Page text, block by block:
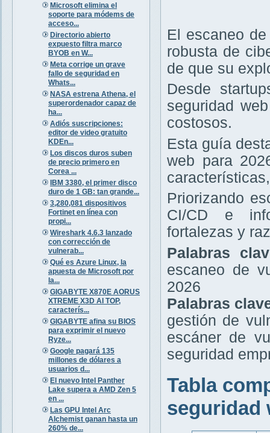
Microsoft elimina el
soporte para módems de
acceso...
Directorio abierto
expuesto filtra marco
BYOB en W...
Meta corrige un grave
fallo de seguridad en
Whats...
NASA estrena Athena, el
superordenador capaz de
ha...
Adiós suscripciones:
editor de video gratuito
KDEn...
Los discos duros suben
de precio primero en
Corea ...
IBM 3380, el primer disco
duro de 1 GB: tan grande...
3,280,081 dispositivos
Fortinet en línea con
propi...
Wireshark 4.6.3 lanzado
con corrección de
vulnerab...
Qué es Azure Linux, la
apuesta de Microsoft por
la...
GIGABYTE X870E AORUS
XTREME X3D AI TOP,
caracterís...
GIGABYTE afina su BIOS
para exprimir el nuevo
Ryze...
Google pagará 135
millones de dólares a
usuarios d...
El nuevo Intel Panther
Lake supera a AMD Zen 5
en ...
Las GPU Intel Arc
Alchemist ganan hasta un
260% de...
El escaneo
robusta de
de que su
Desde
seguridad
costosos.
Esta guía
web para
Priorizando
CI/CD e
fortalezas y
Palabras
escaneo de
2026
Palabras
gestión de
escáner de
seguridad
Tabla
seguridad